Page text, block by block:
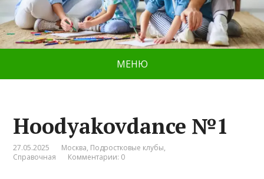
МЕНЮ
Hoodyakovdance №1
27.05.2025 Москва, Подростковые клубы,
Справочная
Комментарии: 0